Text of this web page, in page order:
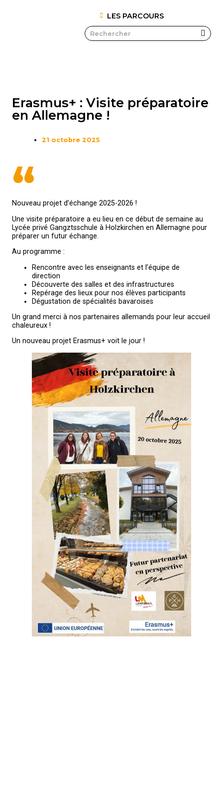
LES PARCOURS
Erasmus+ : Visite préparatoire
en Allemagne !
21 octobre 2025
“
Nouveau projet d’échange 2025-2026 !
Une visite préparatoire a eu lieu en ce début de semaine au
Lycée privé Gangztsschule à Holzkirchen en Allemagne pour
préparer un futur échange.
Au programme :
Rencontre avec les enseignants et l’équipe de
direction
Découverte des salles et des infrastructures
Repérage des lieux pour nos élèves participants
Dégustation de spécialités bavaroises
Un grand merci à nos partenaires allemands pour leur accueil
chaleureux !
Un nouveau projet Erasmus+ voit le jour !